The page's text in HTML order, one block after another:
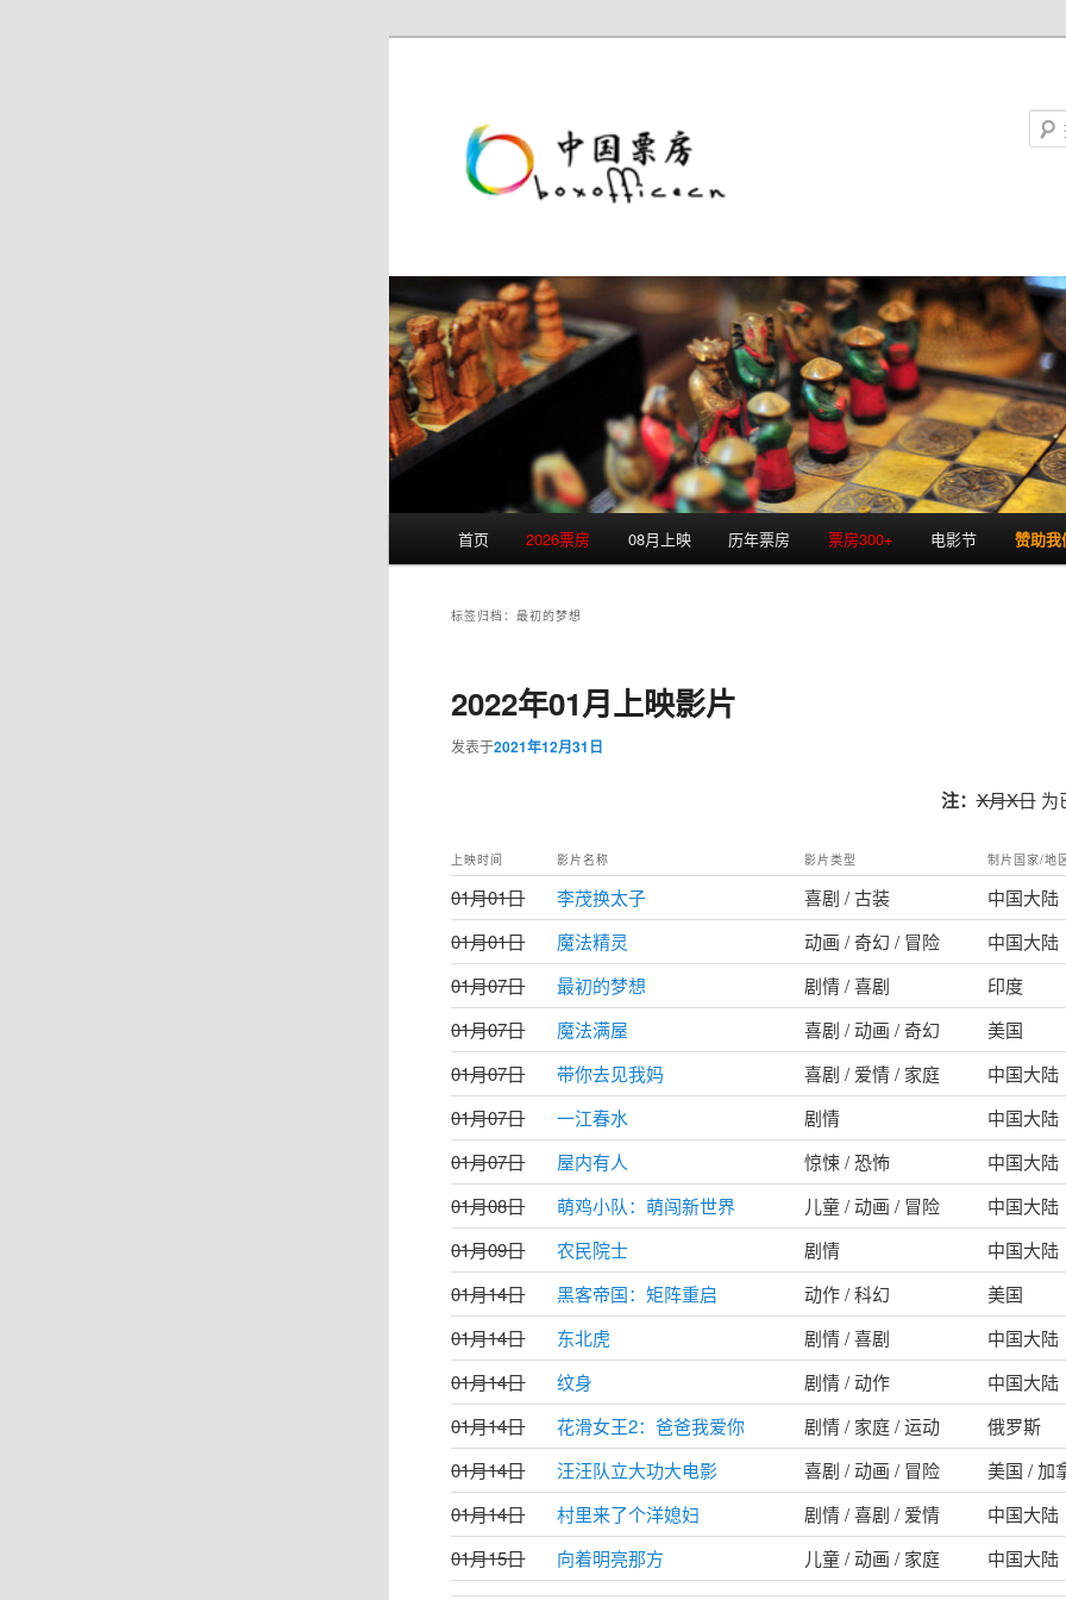
首页 2026票房 08月上映 历年票房 票房300+ 电影节 赞助我
标签归档：最初的梦想
2022年01月上映影片
发表于2021年12月31日
注：X月X日为
上映时间 影片名称 影片类型 制片国家/地
01月01日 李茂换太子 喜剧 / 古装
中国大陆
01月01日
魔法精灵 动画 / 奇幻 / 冒险
中国大陆
01月07日
最初的梦想 剧情 / 喜剧
印度
01月07日
魔法满屋 喜剧 / 动画 / 奇幻
美国
01月07日
带你去见我妈 喜剧 / 爱情 / 家庭
中国大陆
01月07日
一江春水 剧情
中国大陆
01月07日
屋内有人 惊悚 / 恐怖
中国大陆
01月08日
萌鸡小队：萌闯新世界 儿童 / 动画 / 冒险
中国大陆
01月09日
农民院士 剧情
中国大陆
01月14日
黑客帝国：矩阵重启 动作 / 科幻
美国
01月14日
东北虎 剧情 / 喜剧
中国大陆
01月14日
纹身 剧情 / 动作
中国大陆
01月14日
花滑女王2：爸爸我爱你 剧情 / 家庭 / 运动
俄罗斯
01月14日
汪汪队立大功大电影 喜剧 / 动画 / 冒险
美国 / 加
01月14日
村里来了个洋媳妇 剧情 / 喜剧 / 爱情
中国大陆
01月15日
向着明亮那方 儿童 / 动画 / 家庭 中国大陆